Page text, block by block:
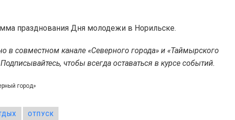
празднования Дня молодежи в Норильске.
в совместном канале «Северного города» и «Таймырского
Подписывайтесь, чтобы всегда оставаться в курсе событий.
город»
ОТПУСК